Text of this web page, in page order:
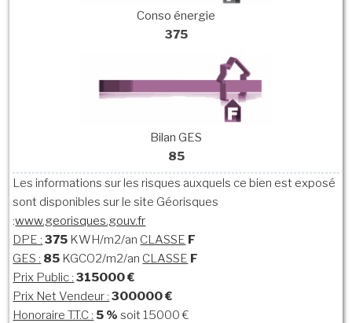
Conso énergie
375
Bilan GES
85
Les informations sur les risques auxquels ce bien est exposé
sont disponibles sur le site Géorisques
:www.georisques.gouv.fr
DPE : 375 KWH/m2/an CLASSE F
GES : 85 KGCO2/m2/an CLASSE F
Prix Public : 315000 €
Prix Net Vendeur : 300000 €
Honoraire T.T.C : 5 % soit 15000 €